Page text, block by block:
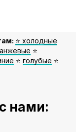
⭐️ холодные
⭐️
⭐️ голубые ⭐️
нами: